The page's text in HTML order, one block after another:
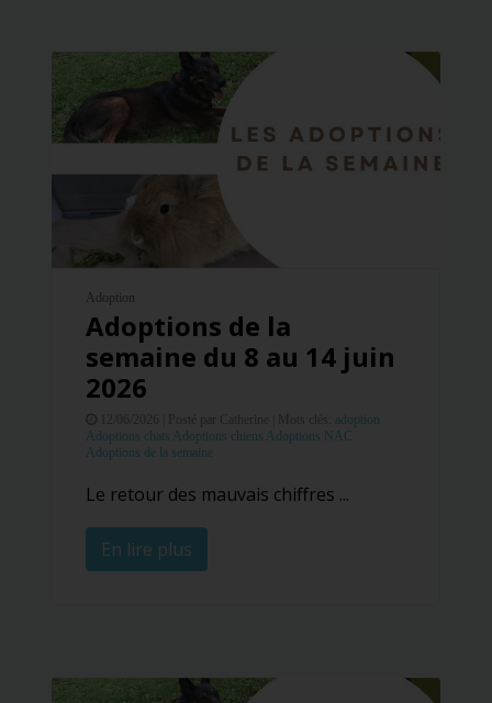
Adoption
Adoptions de la
semaine du 8 au 14 juin
2026
Posté par Catherine | Mots clés: adoption
Adoptions chats Adoptions chiens Adoptions NAC
Adoptions de la semaine
Le retour des mauvais chiffres ...
En lire plus